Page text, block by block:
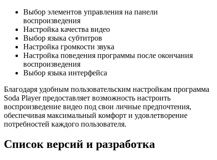
Выбор элементов управления на панели
воспроизведения
Настройка качества видео
Выбор языка субтитров
Настройка громкости звука
Настройка поведения программы после окончания
воспроизведения
Выбор языка интерфейса
Благодаря удобным пользовательским настройкам программа
Soda Player предоставляет возможность настроить
воспроизведение видео под свои личные предпочтения,
обеспечивая максимальный комфорт и удовлетворение
потребностей каждого пользователя.
Список версий и разработка